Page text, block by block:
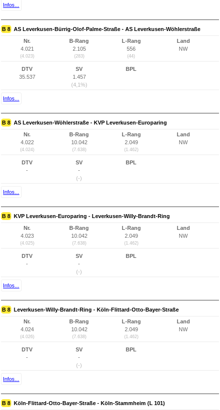
Infos...
B 8 AS Leverkusen-Bürrig-Olof-Palme-Straße - AS Leverkusen-Wöhlerstraße
Nr.
4.021
(4.023)
B-Rang
2.105
(283)
L-Rang
556
(44)
Land
NW
DTV
35.537
SV
1.457
(4,1%)
BPL
Infos...
B 8 AS Leverkusen-Wöhlerstraße - KVP Leverkusen-Europaring
Nr.
4.022
(4.024)
B-Rang
10.042
(7.638)
L-Rang
2.049
(1.462)
Land
NW
DTV
-
SV
-
(-)
BPL
Infos...
B 8 KVP Leverkusen-Europaring - Leverkusen-Willy-Brandt-Ring
Nr.
4.023
(4.025)
B-Rang
10.042
(7.638)
L-Rang
2.049
(1.462)
Land
NW
DTV
-
SV
-
(-)
BPL
Infos...
B 8 Leverkusen-Willy-Brandt-Ring - Köln-Flittard-Otto-Bayer-Straße
Nr.
4.024
(4.026)
B-Rang
10.042
(7.638)
L-Rang
2.049
(1.462)
Land
NW
DTV
-
SV
-
(-)
BPL
Infos...
B 8 Köln-Flittard-Otto-Bayer-Straße - Köln-Stammheim (L 101)